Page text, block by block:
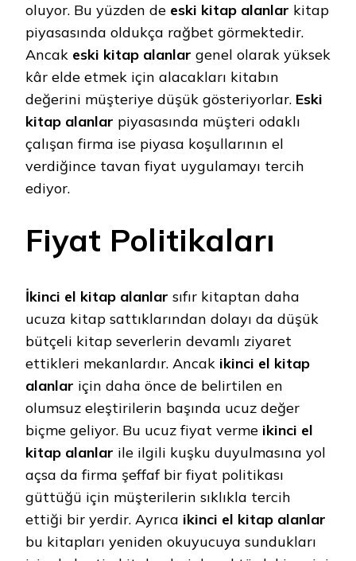
oluyor. Bu yüzden de eski kitap alanlar kitap
piyasasında oldukça rağbet görmektedir.
Ancak eski kitap alanlar genel olarak yüksek
kâr elde etmek için alacakları kitabın
değerini müşteriye düşük gösteriyorlar. Eski
kitap alanlar piyasasında müşteri odaklı
çalışan firma ise piyasa koşullarının el
verdiğince tavan fiyat uygulamayı tercih
ediyor.
Fiyat Politikaları
İkinci el kitap alanlar sıfır kitaptan daha
ucuza kitap sattıklarından dolayı da düşük
bütçeli kitap severlerin devamlı ziyaret
ettikleri mekanlardır. Ancak ikinci el kitap
alanlar için daha önce de belirtilen en
olumsuz eleştirilerin başında ucuz değer
biçme geliyor. Bu ucuz fiyat verme ikinci el
kitap alanlar ile ilgili kuşku duyulmasına yol
açsa da firma şeffaf bir fiyat politikası
güttüğü için müşterilerin sıklıkla tercih
ettiği bir yerdir. Ayrıca ikinci el kitap alanlar
bu kitapları yeniden okuyucuya sundukları